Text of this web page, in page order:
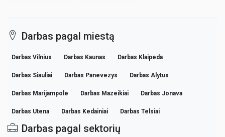
Darbas pagal miestą
Darbas Vilnius Darbas Kaunas Darbas Klaipeda
Darbas Siauliai Darbas Panevezys Darbas Alytus
Darbas Marijampole Darbas Mazeikiai Darbas Jonava
Darbas Utena Darbas Kedainiai Darbas Telsiai
Darbas pagal sektorių